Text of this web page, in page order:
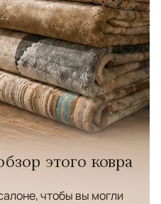
этого ковра
чтобы вы могли